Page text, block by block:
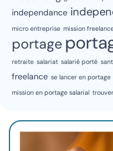
independance
micro entreprise mission
portage
retraite salariat salarié porté
freelance se lancer en portage
mission en portage salarial